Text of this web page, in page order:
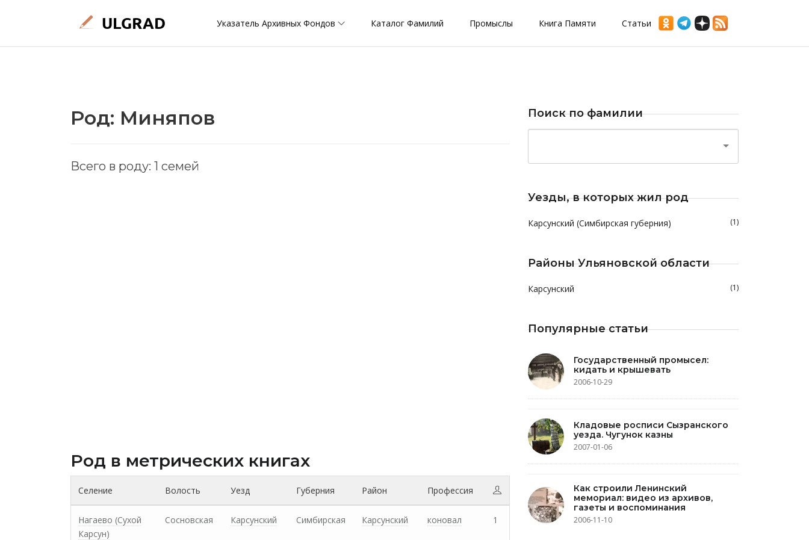
Указатель Архивных Фондов Каталог Фамилий Промыслы Книга Памяти Статьи
Род: Миняпов
Всего в роду: 1 семей
Род в метрических книгах
Селение Волость Уезд Губерния Район Профессия
Нагаево (Сухой
Карсун)
Сосновская Карсунский Симбирская Карсунский коновал 1
Поиск по фамилии
Уезды, в которых жил род
Карсунский (Симбирская губерния) (1)
Районы Ульяновской области
Карсунский (1)
Популярные статьи
Государственный промысел:
кидать и крышевать
2006-10-29
Кладовые росписи Сызранского
уезда. Чугунок казны
2007-01-06
Как строили Ленинский
мемориал: видео из архивов,
газеты и воспоминания
2006-11-10